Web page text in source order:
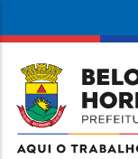
conteúdo
principal
da
Prefeitura
de